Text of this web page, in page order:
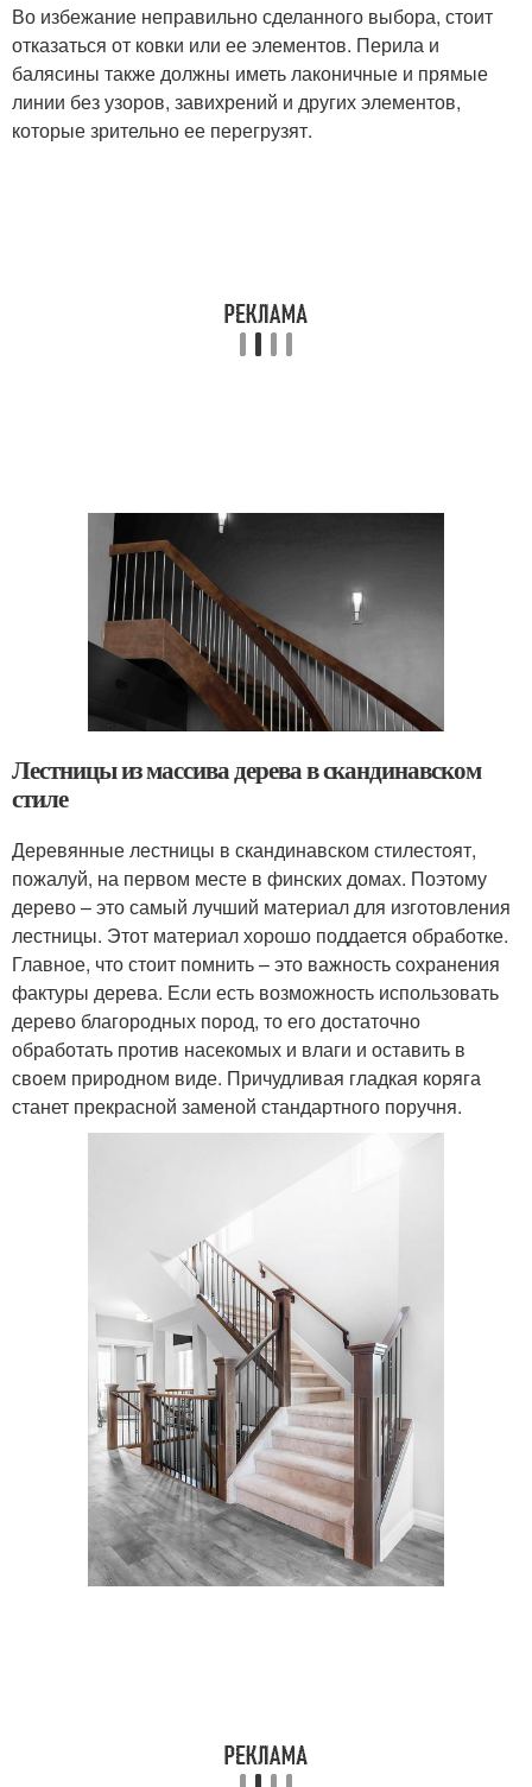
Во избежание неправильно сделанного выбора, стоит
отказаться от ковки или ее элементов. Перила и
балясины также должны иметь лаконичные и прямые
линии без узоров, завихрений и других элементов,
которые зрительно ее перегрузят.
Лестницы из массива дерева в скандинавском
стиле
Деревянные лестницы в скандинавском стилестоят,
пожалуй, на первом месте в финских домах. Поэтому
дерево – это самый лучший материал для изготовления
лестницы. Этот материал хорошо поддается обработке.
Главное, что стоит помнить – это важность сохранения
фактуры дерева. Если есть возможность использовать
дерево благородных пород, то его достаточно
обработать против насекомых и влаги и оставить в
своем природном виде. Причудливая гладкая коряга
станет прекрасной заменой стандартного поручня.